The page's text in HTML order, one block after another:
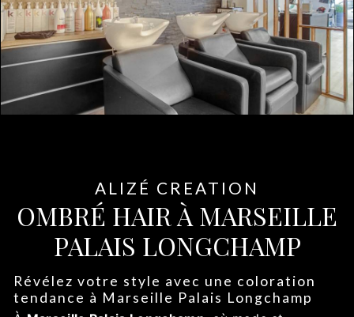
ALIZÉ CREATION
OMBRÉ HAIR À MARSEILLE
PALAIS LONGCHAMP
Révélez votre style avec une coloration
tendance à Marseille Palais Longchamp